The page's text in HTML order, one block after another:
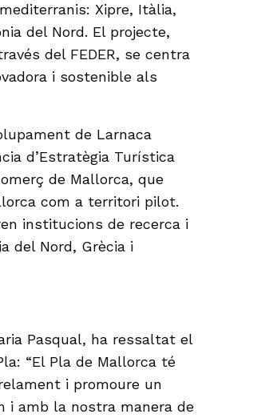
Xipre, Itàlia,
del Nord. El projecte,
del FEDER, se centra
i sostenible als
de Larnaca
d’Estratègia Turística
de Mallorca, que
com a territori pilot.
institucions de recerca i
del Nord, Grècia i
Pasqual, ha ressaltat el
“El Pla de Mallorca té
i promoure un
i amb la nostra manera de